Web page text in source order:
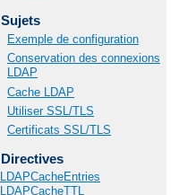
Sujets
Exemple de configuration
Conservation des connexions
LDAP
Cache LDAP
Utiliser SSL/TLS
Certificats SSL/TLS
Directives
LDAPCacheEntries
LDAPCacheTTL